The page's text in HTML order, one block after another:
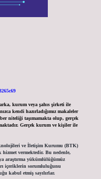
kurum veya şahıs şirketi ile
kendi hazırladığımız makaleler
niteliği taşımamakta olup, gerçek
Gerçek kurum ve kişiler ile
ve İletişim Kurumu (BTK)
hizmet vermektedir. Bu nedenle,
araştırma yükümlülüğümüz
içeriklerin sorumluluğunu
kabul etmiş sayılırlar.